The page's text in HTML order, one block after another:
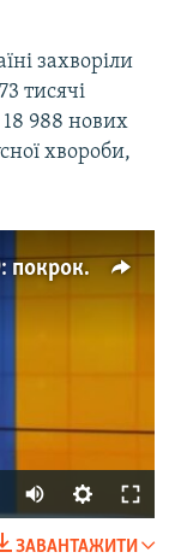
захворіли
тисячі
988 нових
хвороби,
Як правильно лікувати COVID-19: покрокова інструкція від лікарки Аріани Мохаммад
ЗАВАНТАЖИТИ